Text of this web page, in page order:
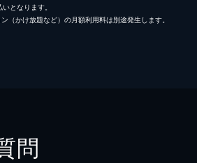
となります。
（かけ放題など）の月額利用料は別途発生します。
問